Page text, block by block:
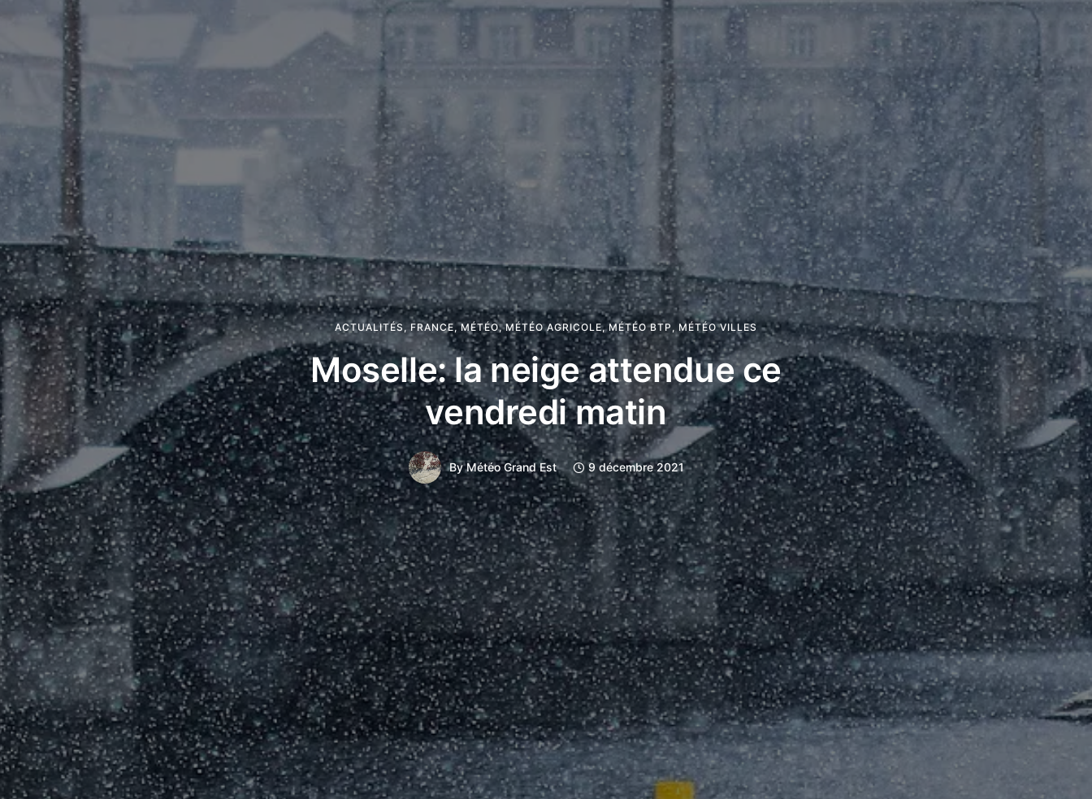
ACTUALITÉS ,FRANCE,MÉTÉO,MÉTÉO AGRICOLE, MÉTÉO BTP , MÉTÉO VILLES
Moselle: la neige attendue ce
vendredi matin
ByMétéo Grand Est 9 décembre 2021